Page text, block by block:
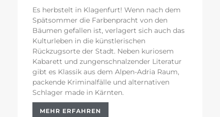
Es herbstelt in Klagenfurt! Wenn nach dem
Spätsommer die Farbenpracht von den
Bäumen gefallen ist, verlagert sich auch das
Kulturleben in die künstlerischen
Rückzugsorte der Stadt. Neben kuriosem
Kabarett und zungenschnalzender Literatur
gibt es Klassik aus dem Alpen-Adria Raum,
packende Kriminalfälle und alternativen
Schlager made in Kärnten.
MEHR ERFAHREN